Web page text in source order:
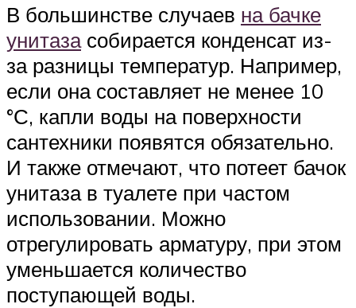
В большинстве случаев на бачке
унитазасобирается конденсат из-
за разницы температур. Например,
если она составляет не менее 10
°С, капли воды на поверхности
сантехники появятся обязательно.
И также отмечают, что потеет бачок
унитаза в туалете при частом
использовании. Можно
отрегулировать арматуру, при этом
уменьшается количество
поступающей воды.